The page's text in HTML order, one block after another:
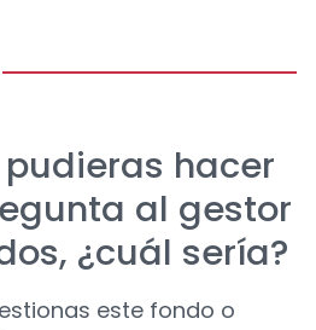
pudieras hacer
al gestor
¿cuál sería?
este fondo o